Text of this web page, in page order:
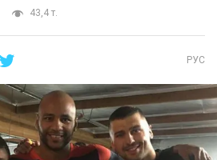
43,4 т.
РУС